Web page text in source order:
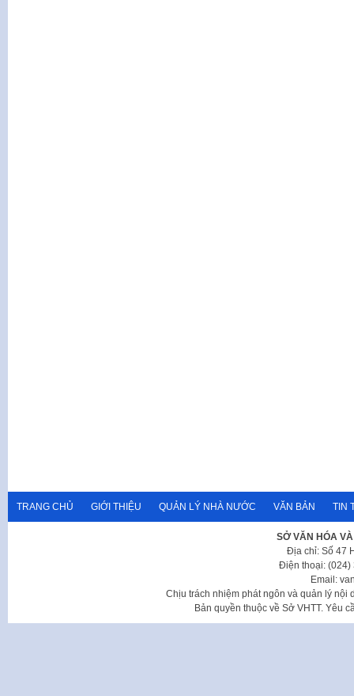
TRANG CHỦ GIỚI THIỆU QUẢN LÝ NHÀ NƯỚC VĂN BẢN TIN
SỞ VĂN HÓA
Địa chỉ: Số 47
Điện thoại: (024)
Email:
Chịu trách nhiệm phát ngôn và quản lý nội
Bản quyền thuộc về Sở VHTT. Yêu